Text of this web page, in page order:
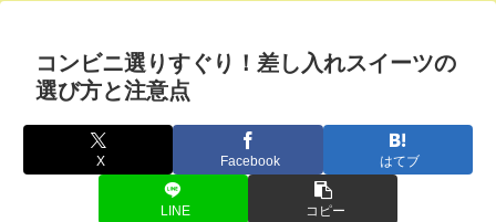
コンビニ選りすぐり！差し入れスイーツの
選び方と注意点
X Facebook はてブ
LINE コピー